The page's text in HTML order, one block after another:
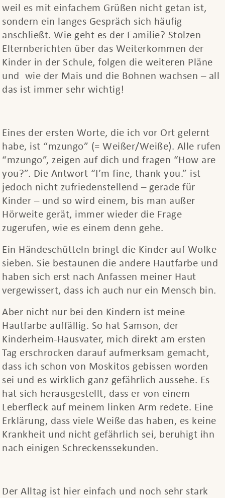
weil es mit einfachem Grüßen nicht getan ist,
sondern ein langes Gespräch sich häufig
anschließt. Wie geht es der Familie? Stolzen
Elternberichten über das Weiterkommen der
Kinder in der Schule, folgen die weiteren Pläne
und wie der Mais und die Bohnen wachsen – all
das ist immer sehr wichtig!
Eines der ersten Worte, die ich vor Ort gelernt
habe, ist “mzungo” (= Weißer/Weiße). Alle rufen
“mzungo”, zeigen auf dich und fragen “How are
you?”. Die Antwort “I’m fine, thank you.” ist
jedoch nicht zufriedenstellend – gerade für
Kinder – und so wird einem, bis man außer
Hörweite gerät, immer wieder die Frage
zugerufen, wie es einem denn gehe.
Ein Händeschütteln bringt die Kinder auf Wolke
sieben. Sie bestaunen die andere Hautfarbe und
haben sich erst nach Anfassen meiner Haut
vergewissert, dass ich auch nur ein Mensch bin.
Aber nicht nur bei den Kindern ist meine
Hautfarbe auffällig. So hat Samson, der
Kinderheim-Hausvater, mich direkt am ersten
Tag erschrocken darauf aufmerksam gemacht,
dass ich schon von Moskitos gebissen worden
sei und es wirklich ganz gefährlich aussehe. Es
hat sich herausgestellt, dass er von einem
Leberfleck auf meinem linken Arm redete. Eine
Erklärung, dass viele Weiße das haben, es keine
Krankheit und nicht gefährlich sei, beruhigt ihn
nach einigen Schreckenssekunden.
Der Alltag ist hier einfach und noch sehr stark